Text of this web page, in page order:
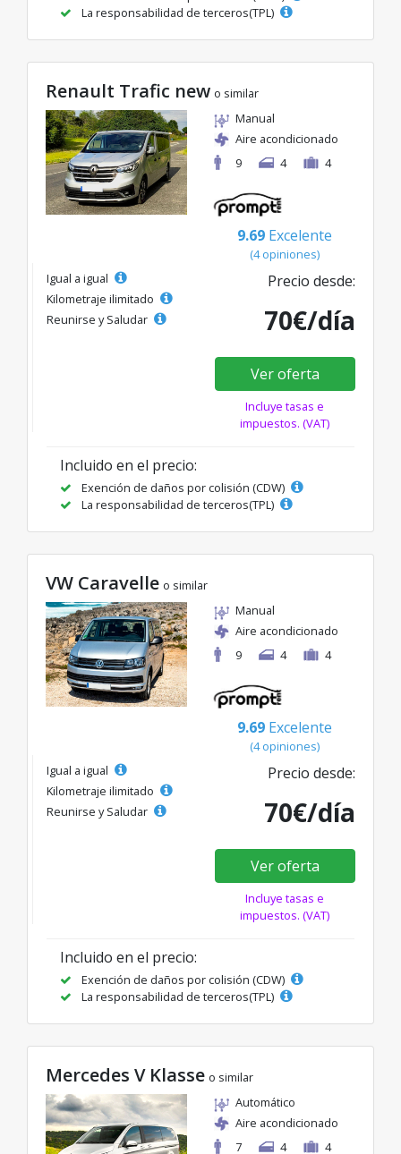
La responsabilidad de terceros(TPL)
Renault Trafic new o similar
Manual
Aire acondicionado
9
4 4
9.69 Excelente
(4 opiniones)
Igual a igual
Kilometraje ilimitado
Reunirse y Saludar
Precio desde:
70€/día
Ver oferta
Incluye tasas e
impuestos. (VAT)
Incluido en el precio:
Exención de daños por colisión (CDW)
La responsabilidad de terceros(TPL)
VW Caravelle o similar
Manual
Aire acondicionado
9
4 4
9.69 Excelente
(4 opiniones)
Igual a igual
Kilometraje ilimitado
Reunirse y Saludar
Precio desde:
70€/día
Ver oferta
Incluye tasas e
impuestos. (VAT)
Incluido en el precio:
Exención de daños por colisión (CDW)
La responsabilidad de terceros(TPL)
Mercedes V Klasse o similar
Automático
Aire acondicionado
7
4 4